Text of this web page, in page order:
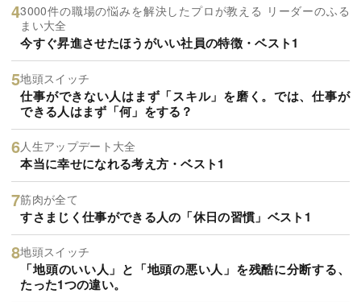
3000件の職場の悩みを解決したプロが教える リーダーのふる
まい大全
今すぐ昇進させたほうがいい社員の特徴・ベスト1
地頭スイッチ
仕事ができない人はまず「スキル」を磨く。では、仕事が
できる人はまず「何」をする？
人生アップデート大全
本当に幸せになれる考え方・ベスト1
筋肉が全て
すさまじく仕事ができる人の「休日の習慣」ベスト1
地頭スイッチ
「地頭のいい人」と「地頭の悪い人」を残酷に分断する、
たった1つの違い。